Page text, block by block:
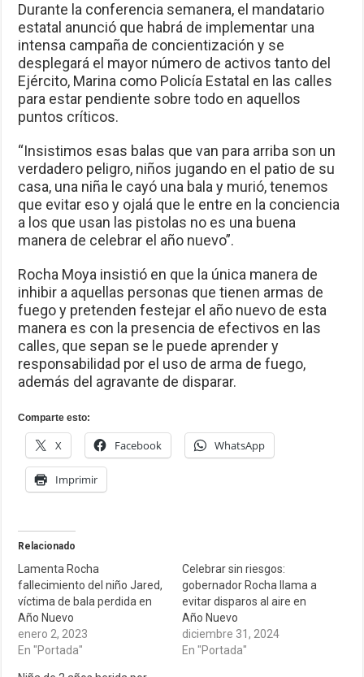
Durante la conferencia semanera, el mandatario
estatal anunció que habrá de implementar una
intensa campaña de concientización y se
desplegará el mayor número de activos tanto del
Ejército, Marina como Policía Estatal en las calles
para estar pendiente sobre todo en aquellos
puntos críticos.
“Insistimos esas balas que van para arriba son un
verdadero peligro, niños jugando en el patio de su
casa, una niña le cayó una bala y murió, tenemos
que evitar eso y ojalá que le entre en la conciencia
a los que usan las pistolas no es una buena
manera de celebrar el año nuevo”.
Rocha Moya insistió en que la única manera de
inhibir a aquellas personas que tienen armas de
fuego y pretenden festejar el año nuevo de esta
manera es con la presencia de efectivos en las
calles, que sepan se le puede aprender y
responsabilidad por el uso de arma de fuego,
además del agravante de disparar.
Comparte esto:
X Facebook WhatsApp
Imprimir
Relacionado
Lamenta Rocha
fallecimiento del niño Jared,
víctima de bala perdida en
Año Nuevo
enero 2, 2023
En "Portada"
Celebrar sin riesgos:
gobernador Rocha llama a
evitar disparos al aire en
Año Nuevo
diciembre 31, 2024
En "Portada"